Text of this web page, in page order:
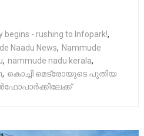
begins - rushing to Infopark!,
Naadu News, Nammude
, nammude nadu kerala,
, കൊച്ചി മെട്രോയുടെ പുതിയ